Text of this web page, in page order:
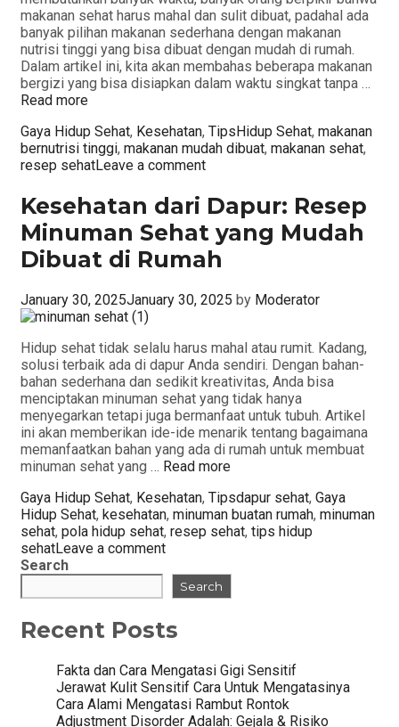
makanan sehat harus mahal dan sulit dibuat, padahal ada
banyak pilihan makanan sederhana dengan makanan
nutrisi tinggi yang bisa dibuat dengan mudah di rumah.
Dalam artikel ini, kita akan membahas beberapa makanan
bergizi yang bisa disiapkan dalam waktu singkat tanpa …
Read more
Categories
Gaya Hidup Sehat, Kesehatan, TipsTags
Hidup Sehat, makanan
bernutrisi tinggi, makanan mudah dibuat, makanan sehat,
resep sehatLeave a comment
Kesehatan dari Dapur: Resep
Minuman Sehat yang Mudah
Dibuat di Rumah
January 30, 2025January 30, 2025 by Moderator
Hidup sehat tidak selalu harus mahal atau rumit. Kadang,
solusi terbaik ada di dapur Anda sendiri. Dengan bahan-
bahan sederhana dan sedikit kreativitas, Anda bisa
menciptakan minuman sehat yang tidak hanya
menyegarkan tetapi juga bermanfaat untuk tubuh. Artikel
ini akan memberikan ide-ide menarik tentang bagaimana
memanfaatkan bahan yang ada di rumah untuk membuat
minuman sehat yang … Read more
Categories
Gaya Hidup Sehat, Kesehatan, TipsTags
dapur sehat, Gaya
Hidup Sehat, kesehatan, minuman buatan rumah, minuman
sehat, pola hidup sehat, resep sehat, tips hidup
sehatLeave a comment
Search
Search
Recent Posts
Fakta dan Cara Mengatasi Gigi Sensitif
Jerawat Kulit Sensitif Cara Untuk Mengatasinya
Cara Alami Mengatasi Rambut Rontok
Adjustment Disorder Adalah: Gejala & Risiko